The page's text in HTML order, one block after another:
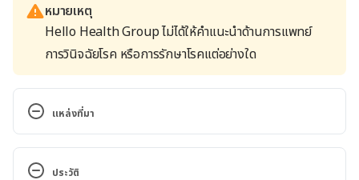
หมายเหตุ
Hello Health Group ไม่ได้ให้คำแนะนำด้านการแพทย์
การวินิจฉัยโรค หรือการรักษาโรคแต่อย่างใด
แหล่งที่มา
Guarana. http://en.mr-ginseng.com/guarana/.
Accessed December 24, 2016
ประวัติ